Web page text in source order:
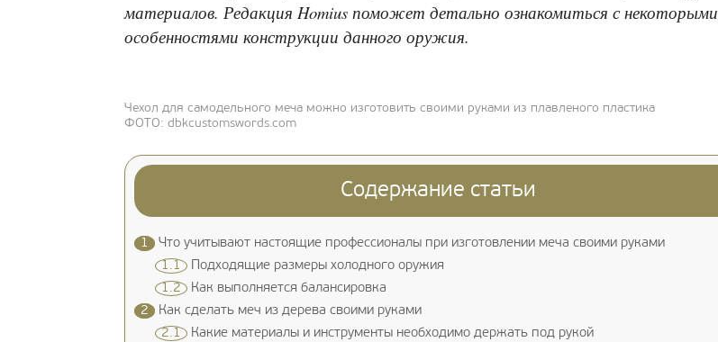
материалов. Редакция Homius поможет детально ознакомиться с некоторыми
особенностями конструкции данного оружия.
Чехол для самодельного меча можно изготовить своими руками из плавленого пластика
ФОТО: dbkcustomswords.com
Содержание статьи
1
Что учитывают настоящие профессионалы при изготовлении меча своими руками
1.1 Подходящие размеры холодного оружия
1.2 Как выполняется балансировка
2
Как сделать меч из дерева своими руками
2.1 Какие материалы и инструменты необходимо держать под рукой